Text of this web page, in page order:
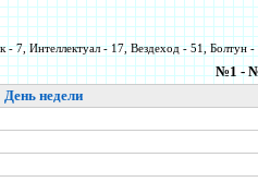
7, Интеллектуал - 17, Вездеход - 51, Болтун
№1 -
День недели